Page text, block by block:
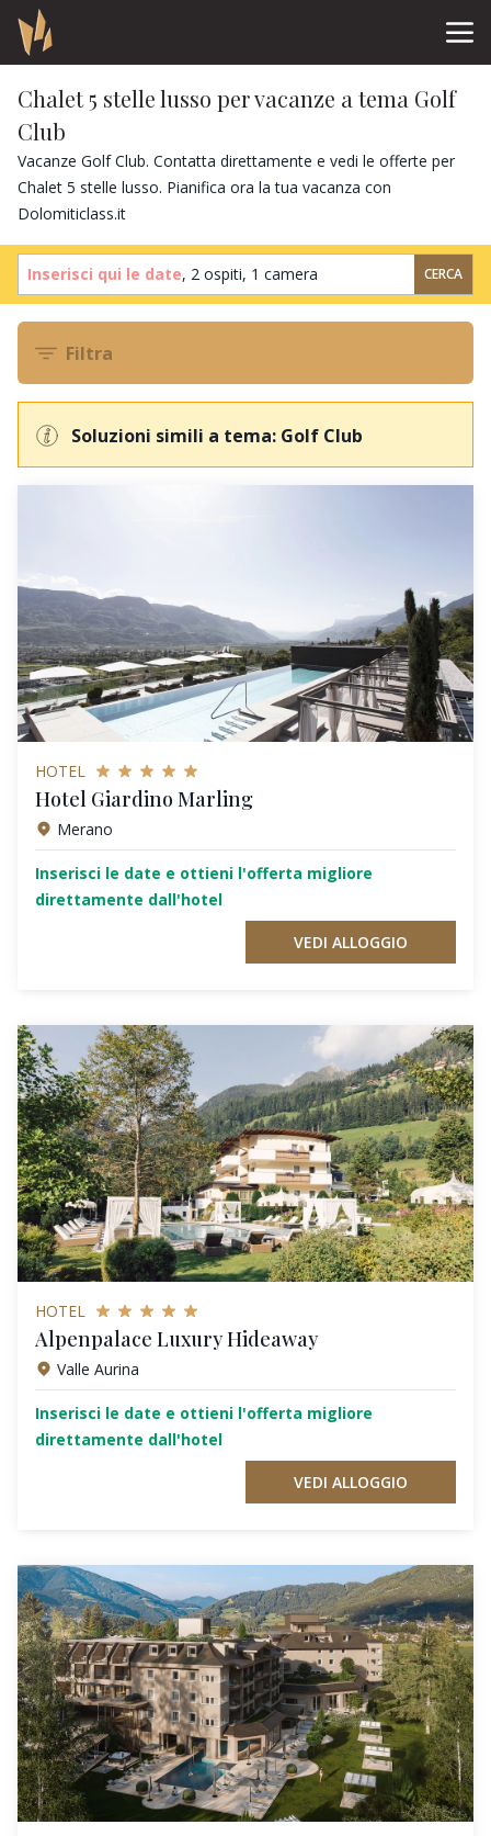
Chalet 5 stelle lusso per vacanze a tema Golf
Club
Vacanze Golf Club. Contatta direttamente e vedi le offerte per
Chalet 5 stelle lusso. Pianifica ora la tua vacanza con
Dolomiticlass.it
Inserisci qui le date, 2 ospiti, 1 camera CERCA
Filtra
Soluzioni simili a tema: Golf Club
HOTEL
Hotel Giardino Marling
Merano
Inserisci le date e ottieni l'offerta migliore
direttamente dall'hotel
VEDI ALLOGGIO
HOTEL
Alpenpalace Luxury Hideaway
Valle Aurina
Inserisci le date e ottieni l'offerta migliore
direttamente dall'hotel
VEDI ALLOGGIO